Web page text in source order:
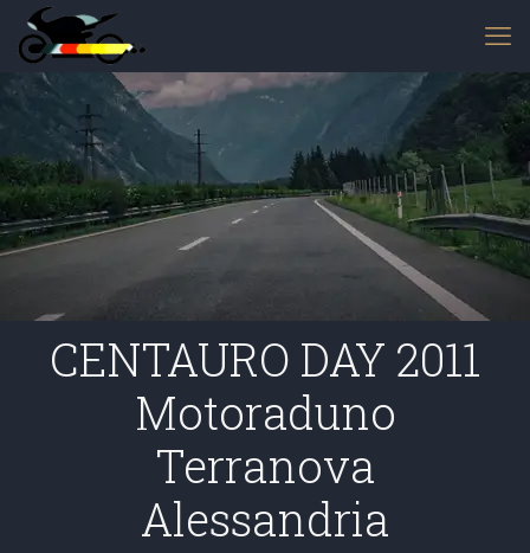
CENTAURO DAY 2011
Motoraduno
Terranova
Alessandria